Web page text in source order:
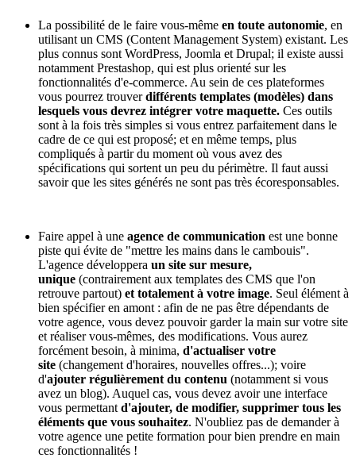
La possibilité de le faire vous-même en toute autonomie, en
utilisant un CMS (Content Management System) existant. Les
plus connus sont WordPress, Joomla et Drupal; il existe aussi
notamment Prestashop, qui est plus orienté sur les
fonctionnalités d'e-commerce. Au sein de ces plateformes
vous pourrez trouverdifférents templates (modèles) dans
lesquels vous devrez intégrer votre maquette. Ces outils
sont à la fois très simples si vous entrez parfaitement dans le
cadre de ce qui est proposé; et en même temps, plus
compliqués à partir du moment où vous avez des
spécifications qui sortent un peu du périmètre. Il faut aussi
savoir que les sites générés ne sont pas très écoresponsables.
Faire appel à une agence de communication est une bonne
piste qui évite de "mettre les mains dans le cambouis".
L'agence développera un site sur mesure,
unique (contrairement aux templates des CMS que l'on
retrouve partout) et totalement à votre image. Seul élément à
bien spécifier en amont : afin de ne pas être dépendants de
votre agence, vous devez pouvoir garder la main sur votre site
et réaliser vous-mêmes, des modifications. Vous aurez
forcément besoin, à minima, d'actualiser votre
site (changement d'horaires, nouvelles offres...); voire
d'ajouter régulièrement du contenu (notamment si vous
avez un blog). Auquel cas, vous devez avoir une interface
vous permettant d'ajouter, de modifier, supprimer tous les
éléments que vous souhaitez. N'oubliez pas de demander à
votre agence une petite formation pour bien prendre en main
ces fonctionnalités !